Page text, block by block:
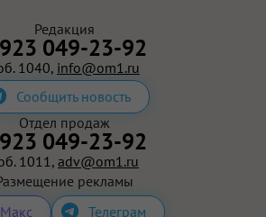
Редакция
049-23-92
1040, info@om1.ru
Сообщить новость
Отдел продаж
049-23-92
1011, adv@om1.ru
рекламы
Макс
Телеграм